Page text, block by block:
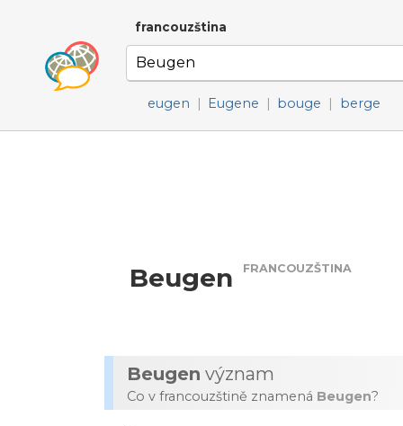
francouzština
eugen | Eugene | bouge | berge
Beugen FRANCOUZŠTINA
Beugen význam
Co v francouzštině znamená Beugen?